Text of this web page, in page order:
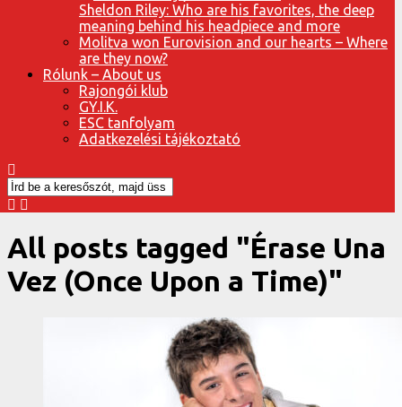
Sheldon Riley: Who are his favorites, the deep
meaning behind his headpiece and more
Molitva won Eurovision and our hearts – Where
are they now?
Rólunk – About us
Rajongói klub
GY.I.K.
ESC tanfolyam
Adatkezelési tájékoztató
All posts tagged "Érase Una
Vez (Once Upon a Time)"